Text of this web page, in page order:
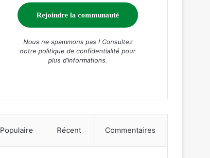
Nous ne spammons pas ! Consultez
notre politique de confidentialité pour
plus d’informations.
Populaire Récent Commentaires